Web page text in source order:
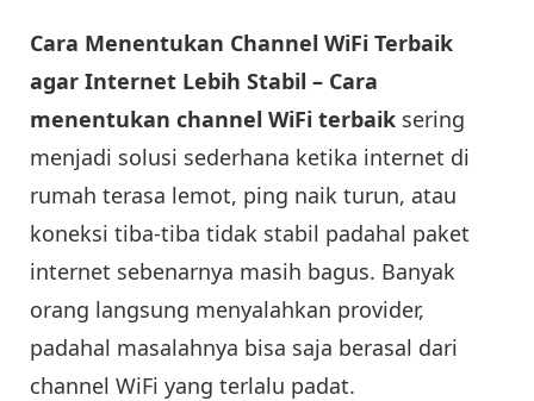
Cara Menentukan Channel WiFi Terbaik
agar Internet Lebih Stabil – Cara
menentukan channel WiFi terbaik sering
menjadi solusi sederhana ketika internet di
rumah terasa lemot, ping naik turun, atau
koneksi tiba-tiba tidak stabil padahal paket
internet sebenarnya masih bagus. Banyak
orang langsung menyalahkan provider,
padahal masalahnya bisa saja berasal dari
channel WiFi yang terlalu padat.